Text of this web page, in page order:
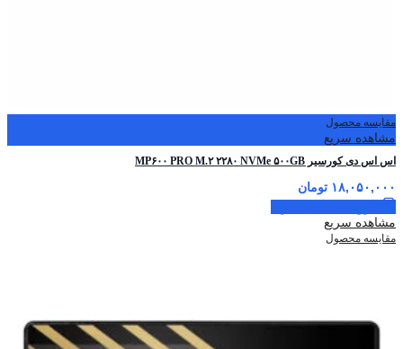
مقایسه محصول
مشاهده سریع
اس اس دی کورسیر MP۶۰۰ PRO M.۲ ۲۲۸۰ NVMe ۵۰۰GB
۱۸,۰۵۰,۰۰۰ تومان
مشاهده سریع
مقایسه محصول